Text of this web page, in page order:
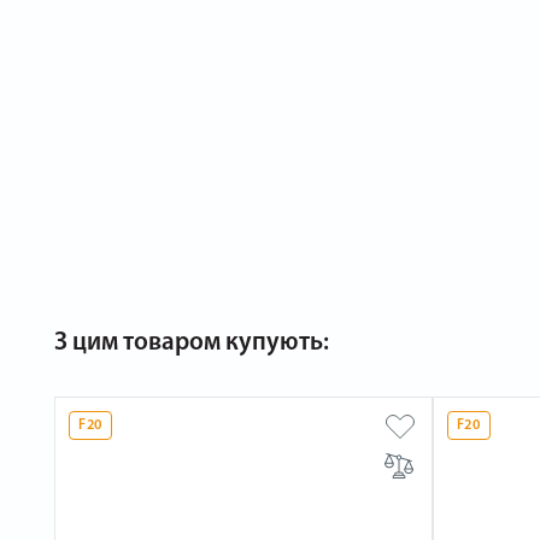
З цим товаром купують:
F20 F20